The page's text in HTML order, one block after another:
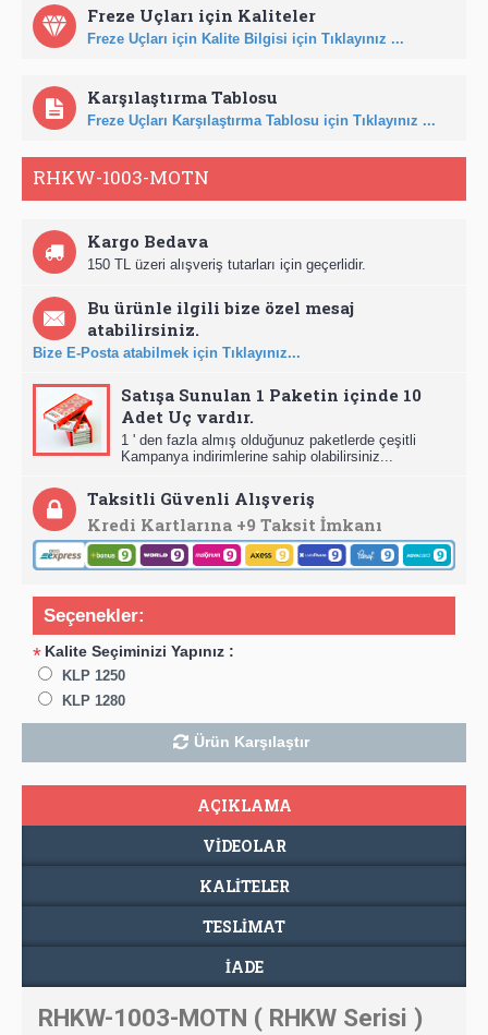
Freze Uçları için Kaliteler
Freze Uçları için Kalite Bilgisi için Tıklayınız ...
Karşılaştırma Tablosu
Freze Uçları Karşılaştırma Tablosu için Tıklayınız ...
RHKW-1003-MOTN
Kargo Bedava
150 TL üzeri alışveriş tutarları için geçerlidir.
Bu ürünle ilgili bize özel mesaj
atabilirsiniz.
Bize E-Posta atabilmek için Tıklayınız...
Satışa Sunulan 1 Paketin içinde 10
Adet Uç vardır.
1 ' den fazla almış olduğunuz paketlerde çeşitli
Kampanya indirimlerine sahip olabilirsiniz...
Taksitli Güvenli Alışveriş
Kredi Kartlarına +9 Taksit İmkanı
Seçenekler:
* Kalite Seçiminizi Yapınız :
KLP 1250
KLP 1280
Ürün Karşılaştır
AÇIKLAMA
VIDEOLAR
KALİTELER
TESLIMAT
İADE
RHKW-1003-MOTN ( RHKW Serisi )